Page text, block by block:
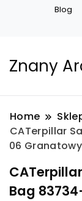
Blog
Znany
Home
CATerpillar
06 Granatowy
Bag